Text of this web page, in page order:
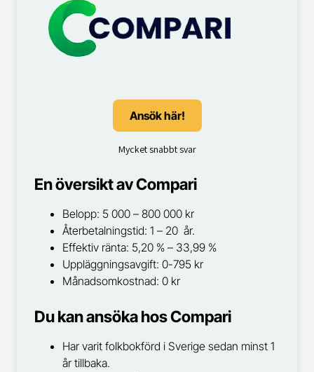
Ansök här!
Mycket snabbt svar
En översikt av Compari
Belopp: 5 000 – 800 000 kr
Återbetalningstid: 1 – 20 år.
Effektiv ränta: 5,20 % – 33,99 %
Uppläggningsavgift: 0-795 kr
Månadsomkostnad: 0 kr
Du kan ansöka hos Compari
Har varit folkbokförd i Sverige sedan minst 1
år tillbaka.